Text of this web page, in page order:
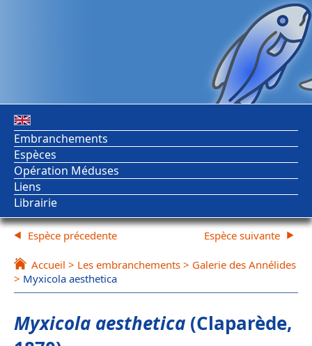
Embranchements
Espèces
Opération Méduses
Liens
Librairie
Espèce précedente
Accueil > Les embranchements > Galerie des Annélides
> Myxicola aesthetica
Espèce suivante
Myxicola aesthetica (Claparède,